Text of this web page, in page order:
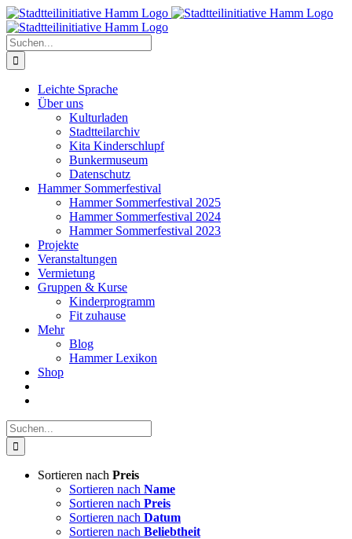
Zum
Inhalt
springen
Suche
nach:
Leichte Sprache
Über uns
Kulturladen
Stadtteilarchiv
Kita Kinderschlupf
Bunkermuseum
Datenschutz
Hammer Sommerfestival
Hammer Sommerfestival 2025
Hammer Sommerfestival 2024
Hammer Sommerfestival 2023
Projekte
Veranstaltungen
Vermietung
Gruppen & Kurse
Kinderprogramm
Fit zuhause
Mehr
Blog
Hammer Lexikon
Shop
Suche
nach:
Sortieren nach Preis
Sortieren nach Name
Sortieren nach Preis
Sortieren nach Datum
Sortieren nach Beliebtheit